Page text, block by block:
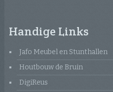
Handige Links
Jafo Meubel en Stunthallen
Houtbouw de Bruin
DigiReus